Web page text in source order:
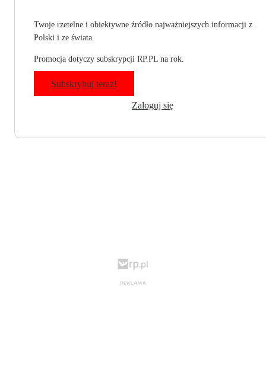
Twoje rzetelne i obiektywne źródło najważniejszych informacji z
Polski i ze świata.
Promocja dotyczy subskrypcji RP.PL na rok.
Subskrybuj teraz!
Zaloguj się